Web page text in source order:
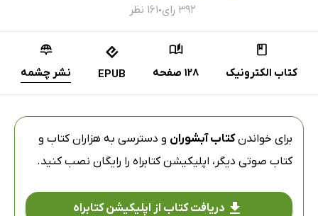
۳۹۲ رای ● ۱۶۱ نظر
کتاب الکترونیک 128 صفحه EPUB نشر چشمه
برای خواندنکتاب آبشوران و دسترسی به هزاران کتاب و
کتاب صوتی دیگر، اپلیکیشن کتابراه را رایگان نصب کنید.
دریافت کتاب از اپلیکیشن کتابراه